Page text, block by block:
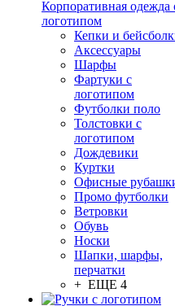
Корпоративная одежда
логотипом
Кепки и
Аксессуары
Шарфы
Фартуки с
логотипом
Футболки поло
Толстовки с
логотипом
Дождевики
Куртки
Офисные
Промо футболки
Ветровки
Обувь
Носки
Шапки, шарфы,
перчатки
+ ЕЩЕ 4